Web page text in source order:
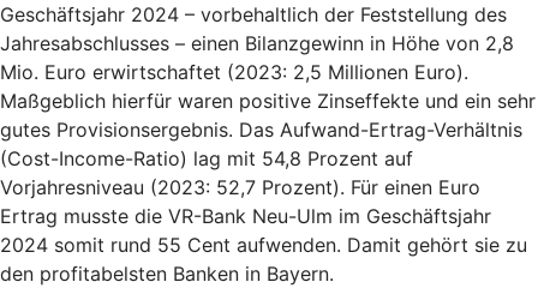
Geschäftsjahr 2024 – vorbehaltlich der Feststellung des
Jahresabschlusses – einen Bilanzgewinn in Höhe von 2,8
Mio. Euro erwirtschaftet (2023: 2,5 Millionen Euro).
Maßgeblich hierfür waren positive Zinseffekte und ein sehr
gutes Provisionsergebnis. Das Aufwand-Ertrag-Verhältnis
(Cost-Income-Ratio) lag mit 54,8 Prozent auf
Vorjahresniveau (2023: 52,7 Prozent). Für einen Euro
Ertrag musste die VR-Bank Neu-Ulm im Geschäftsjahr
2024 somit rund 55 Cent aufwenden. Damit gehört sie zu
den profitabelsten Banken in Bayern.